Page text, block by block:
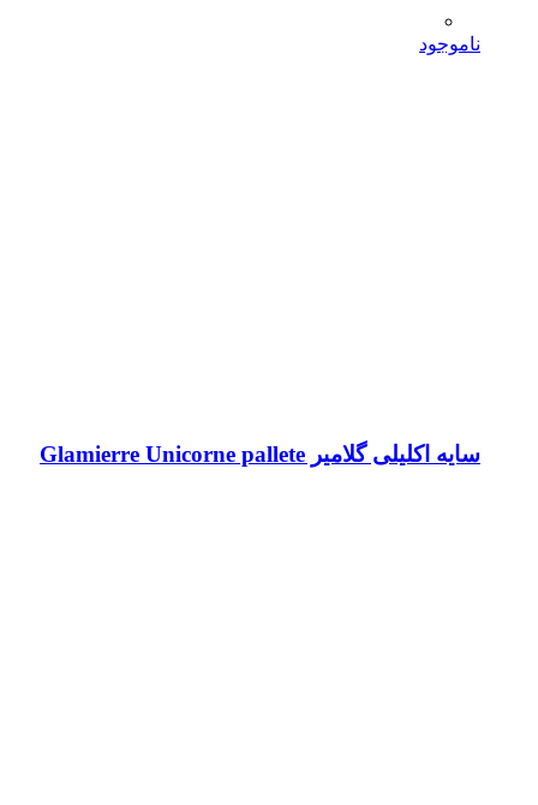
ناموجود
سایه اکلیلی گلامیر Glamierre Unicorne pallete